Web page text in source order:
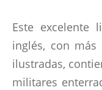
Este excelente
inglés, con más
ilustradas,
militares